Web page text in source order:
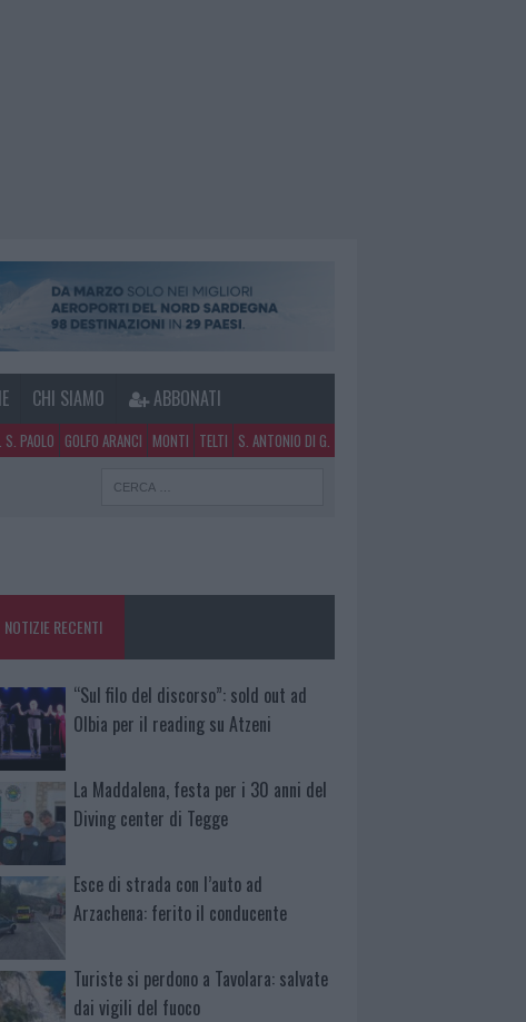
CHI SIAMO ABBONATI
S. PAOLO GOLFO ARANCI MONTI TELTI S. ANTONIO DI G.
NOTIZIE RECENTI
“Sul filo del discorso”: sold out ad
Olbia per il reading su Atzeni
La Maddalena, festa per i 30 anni del
Diving center di Tegge
Esce di strada con l’auto ad
Arzachena: ferito il conducente
Turiste si perdono a Tavolara: salvate
dai vigili del fuoco